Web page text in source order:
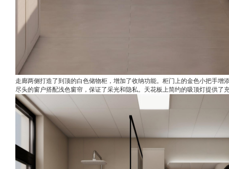
走廊两侧打造了到顶的白色储物柜，增加了收纳功能。柜门上的金色小把手增
尽头的窗户搭配浅色窗帘，保证了采光和隐私。天花板上简约的吸顶灯提供了